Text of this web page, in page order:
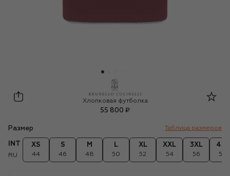
Brunello Cucinelli
Хлопковая футболка
55 800 ₽
Размер Таблица размеров
INT
RU
XS
44
S
46
M
48
L
50
XL
52
XXL
54
3XL
56
4XL
58